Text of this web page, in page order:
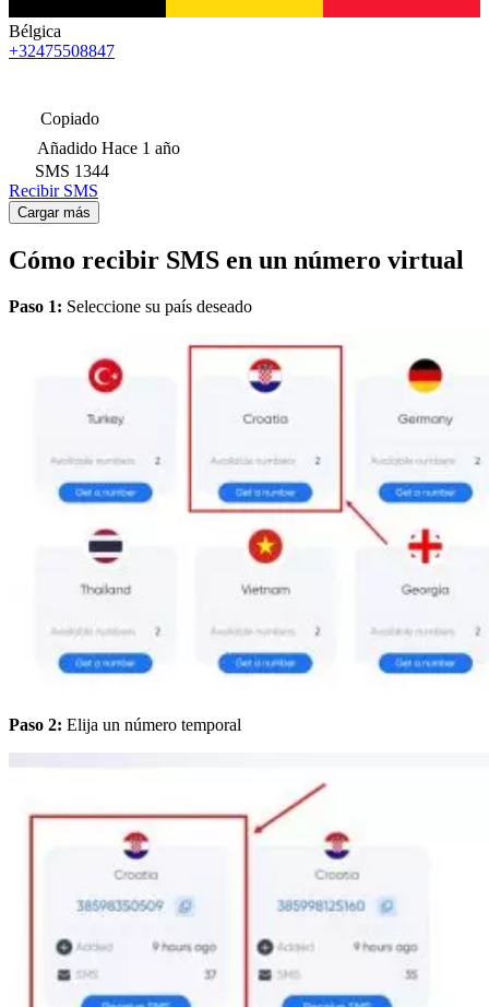
Bélgica
+32475508847
Copiado
Añadido Hace 1 año
SMS 1344
Recibir SMS
Cargar más
Cómo recibir SMS en un número virtual
Paso 1: Seleccione su país deseado
Paso 2: Elija un número temporal